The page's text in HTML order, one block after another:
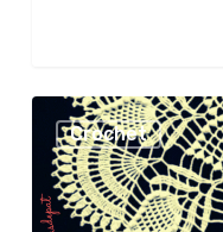
Carpeta
Centro
de
Crochet